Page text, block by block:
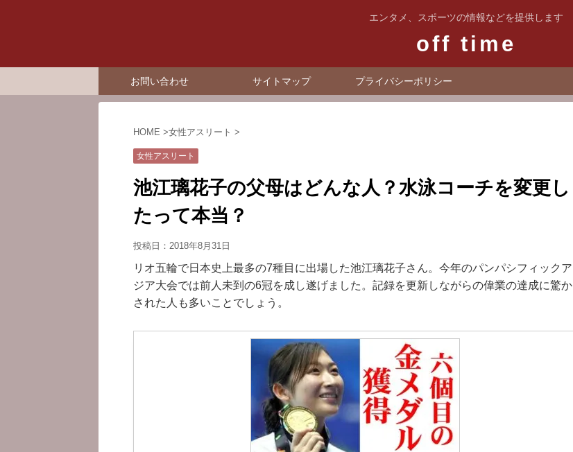
エンタメ、スポーツの情報などを提供します
off time
お問い合わせ サイトマップ プライバシーポリシー
HOME >女性アスリート >
女性アスリート
池江璃花子の父母はどんな人？水泳コーチを変更し
たって本当？
投稿日： 2018年8月31日
リオ五輪で日本史上最多の7種目に出場した池江璃花子さん。今年のパンパシフィックア
ジア大会では前人未到の6冠を成し遂げました。記録を更新しながらの偉業の達成に驚か
された人も多いことでしょう。